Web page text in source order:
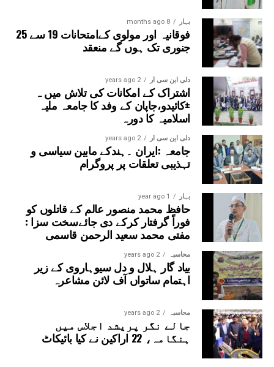
بہار 8 months ago
فوقانیہ اور مولوی کےامتحانات 19 سے 25
جنوری تک ہوں گے منعقد
دلی این سی آر 2 years ago
اشتراک کے امکانات کی تلاش میں ہ
±کائیدو،جاپان کے وفد کا جامعہ ملیہ
اسلامیہ کا دورہ
دلی این سی آر 2 years ago
جامعہ :ایران ۔ہندکے مابین سیاسی و
تہذیبی تعلقات پر پروگرام
بہار 1 year ago
حافظ محمد منصور عالم کے قاتلوں کو
فوراً گرفتار کرکے دی جائےسخت سزا :
مفتی محمد سعید الرحمن قاسمی
محاسبہ 2 years ago
بیاد گار ہلال و دل سیوہاروی کے زیر
اہتمام ساتواں آف لائن مشاعرہ
محاسبہ 2 years ago
جالے نگر پریشد اجلاس میں
ہنگامہ، 22 اراکین نے کیا بائیکاٹ